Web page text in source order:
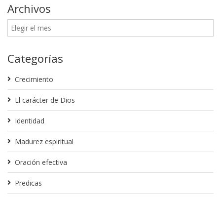
Archivos
Categorías
Crecimiento
El carácter de Dios
Identidad
Madurez espiritual
Oración efectiva
Predicas